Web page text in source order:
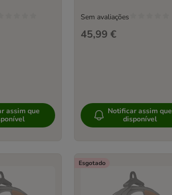
assim que
45,99 €
Sem avaliações
Notificar assim que
disponível
Esgotado